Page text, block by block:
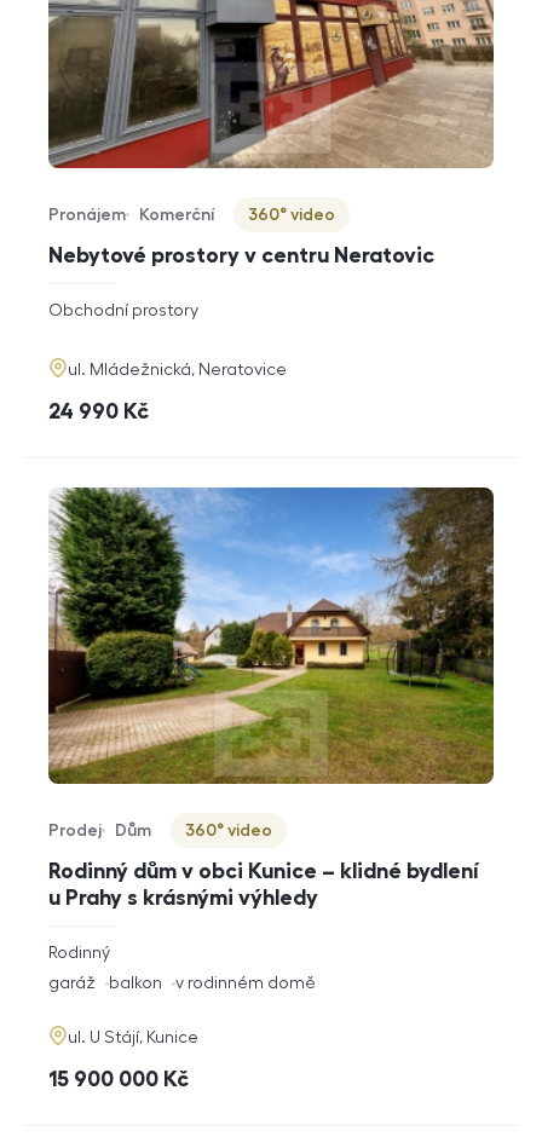
Nebytové prostory v centru Neratovic
Typ nabídky
Pronájem
Typ nemovitosti
Komerční
Virtuální prohlídka
360° video
rozměry
dispozice
Obchodní prostory
adresa
ul. Mládežnická, Neratovice
cena
24 990 Kč
Rodinný dům v obci Kunice – klidné bydlení
u Prahy s krásnými výhledy
Typ nabídky
Prodej
Typ nemovitosti
Dům
Virtuální prohlídka
360° video
rozměry
dispozice
Rodinný
funkce
garáž balkon v rodinném domě
adresa
ul. U Stájí, Kunice
cena
15 900 000 Kč